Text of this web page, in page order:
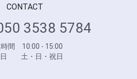
CONTACT
3538 5784
時間 10:00 - 15:00
日 土・日・祝日